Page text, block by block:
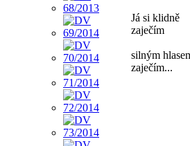
Já si klidně
zaječím
silným
zaječím...